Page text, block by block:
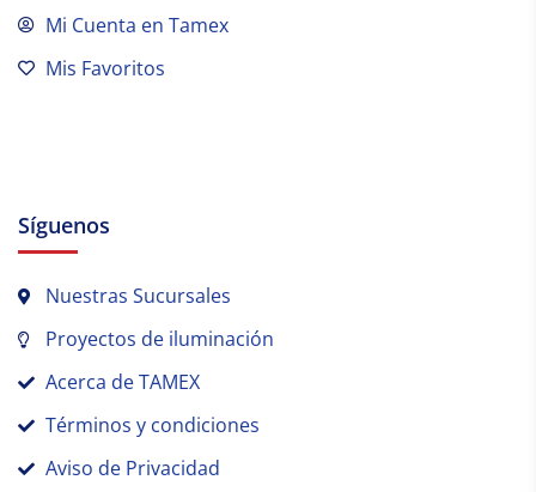
Mi Cuenta en Tamex
Mis Favoritos
Síguenos
Nuestras Sucursales
Proyectos de iluminación
Acerca de TAMEX
Términos y condiciones
Aviso de Privacidad